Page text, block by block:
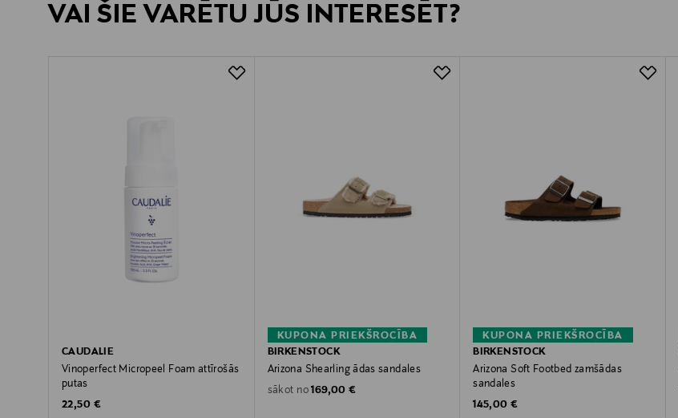
VAI ŠIE VARĒTU JŪS INTERESĒT?
CAUDALIE
Vinoperfect Micropeel Foam attīrošās
putas
Original Price
22,50 €
KUPONA PRIEKŠROCĪBA
BIRKENSTOCK
Arizona Shearling ādas sandales
sākot no Original Price
169,00 €
KUPONA PRIEKŠROCĪBA
BIRKENSTOCK
Arizona Soft Footbed zamšādas
sandales
Original Price
145,00 €